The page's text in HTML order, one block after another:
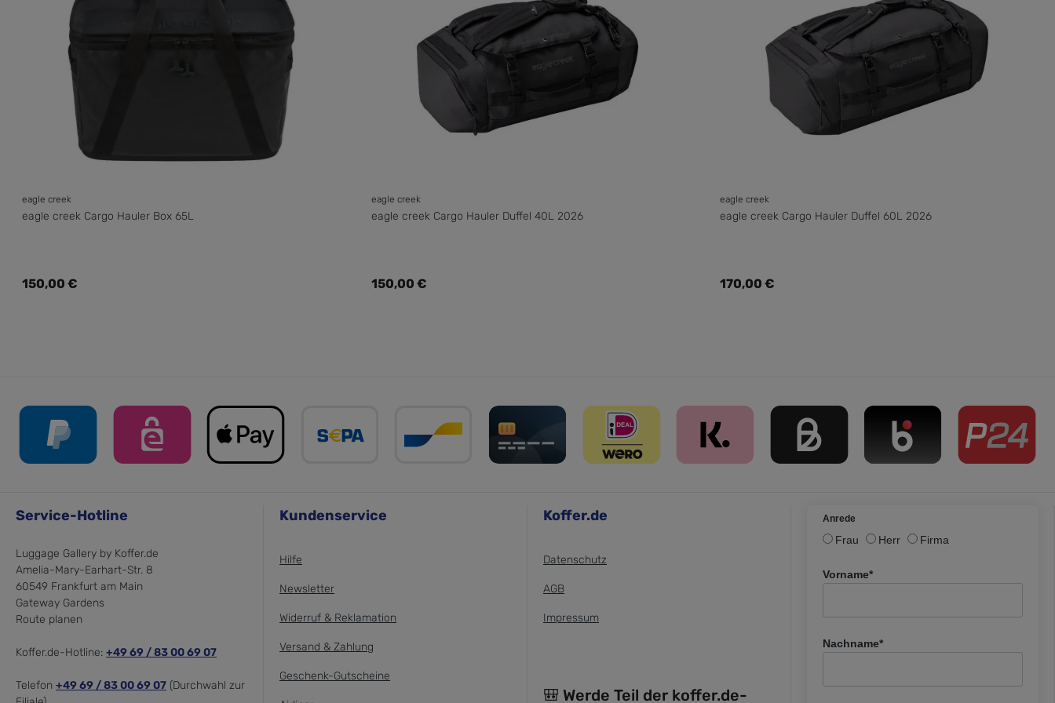
eagle creek
eagle creek Cargo Hauler Box 65L
Regulärer Preis:
150,00 €
eagle creek
eagle creek Cargo Hauler Duffel 40L 2026
Regulärer Preis:
150,00 €
eagle creek
eagle creek Cargo Hauler Duffel 60L 2026
Regulärer Preis:
170,00 €
Service-Hotline
Luggage Gallery by Koffer.de
Amelia-Mary-Earhart-Str. 8
60549 Frankfurt am Main
Gateway Gardens
Route planen
Koffer.de-Hotline: +49 69 / 83 00 69 07
Telefon +49 69 / 83 00 69 07 (Durchwahl zur
Kundenservice
Hilfe
Newsletter
Widerruf & Reklamation
Versand & Zahlung
Geschenk-Gutscheine
Koffer.de
Datenschutz
AGB
Impressum
🎒 Werde Teil der koffer.de-
Anrede
Frau Herr Firma
Vorname*
Nachname*